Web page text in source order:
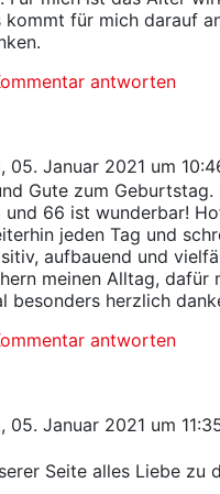
kommt für mich darauf
antworten
05. Januar 2021 um
Gute zum Geburtstag.
und 66 ist wunderbar!
jeden Tag und
aufbauend und
meinen Alltag, dafür
besonders herzlich
antworten
05. Januar 2021 um
Seite alles Liebe zu